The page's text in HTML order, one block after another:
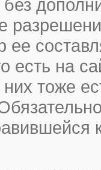
без
ее
есть на
тоже